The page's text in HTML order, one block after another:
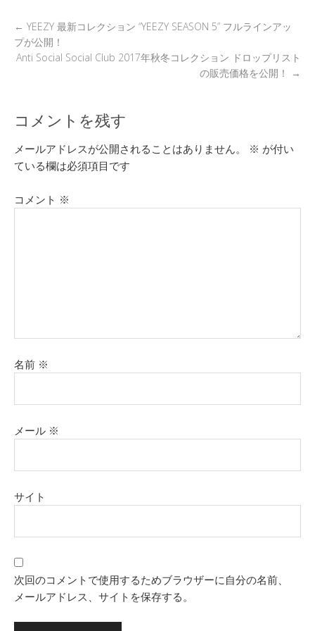
← YEEZY 最新コレクション “YEEZY SEASON 5” フルラインアッ
プが公開！
Anti Social Social Club 2017年秋冬コレクション ドロップリスト
の販売価格を公開！
→
コメントを残す
メールアドレスが公開されることはありません。 ※ が付い
ている欄は必須項目です
コメント ※
名前 ※
メール ※
サイト
次回のコメントで使用するためブラウザーに自分の名前、
メールアドレス、サイトを保存する。